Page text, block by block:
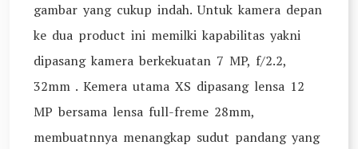
gambar yang cukup indah. Untuk kamera depan
ke dua product ini memilki kapabilitas yakni
dipasang kamera berkekuatan 7 MP, f/2.2,
32mm . Kemera utama XS dipasang lensa 12
MP bersama lensa full-freme 28mm,
membuatnnya menangkap sudut pandang yang